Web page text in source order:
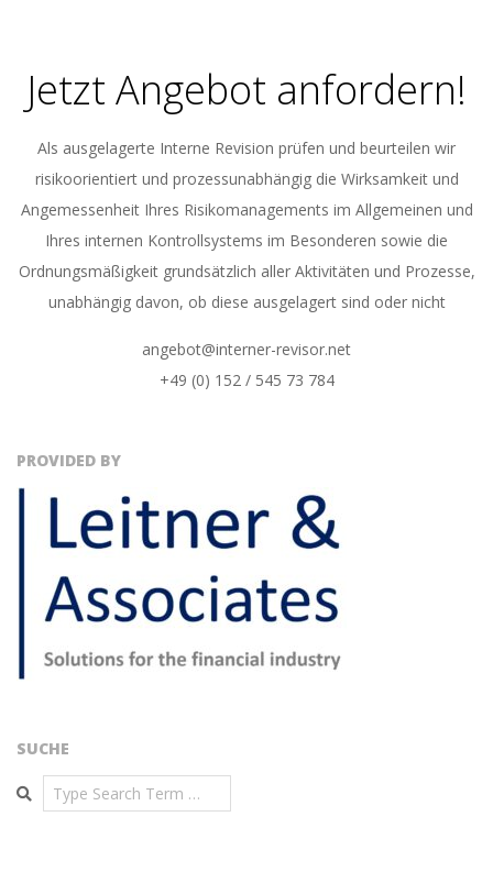
Jetzt Angebot anfordern!
Als ausgelagerte Interne Revision prüfen und beurteilen wir
risikoorientiert und prozessunabhängig die Wirksamkeit und
Angemessenheit Ihres Risikomanagements im Allgemeinen und
Ihres internen Kontrollsystems im Besonderen sowie die
Ordnungsmäßigkeit grundsätzlich aller Aktivitäten und Prozesse,
unabhängig davon, ob diese ausgelagert sind oder nicht
angebot@interner-revisor.net
+49 (0) 152 / 545 73 784
PROVIDED BY
SUCHE
Search